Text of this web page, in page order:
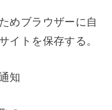
めブラウザーに自
イトを保存する。
知